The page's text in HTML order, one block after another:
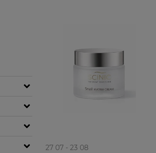
27 07 - 23 08